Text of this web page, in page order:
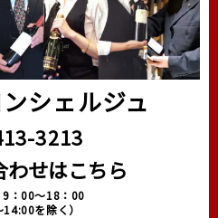
シェルジュ
3213
せはこちら
9：00～18：00
14:00を除く）